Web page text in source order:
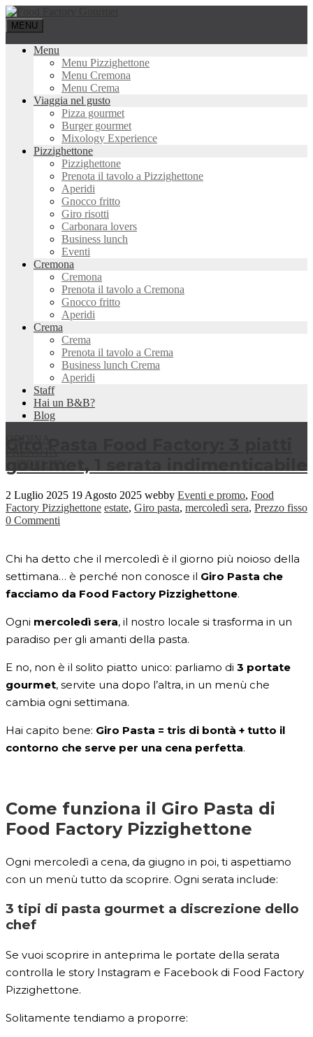
MENU
Menu
Menu Pizzighettone
Menu Cremona
Menu Crema
Viaggia nel gusto
Pizza gourmet
Burger gourmet
Mixology Experience
Pizzighettone
Pizzighettone
Prenota il tavolo a Pizzighettone
Aperidi
Gnocco fritto
Giro risotti
Carbonara lovers
Business lunch
Eventi
Cremona
Cremona
Prenota il tavolo a Cremona
Gnocco fritto
Aperidi
Crema
Crema
Prenota il tavolo a Crema
Business lunch Crema
Aperidi
Staff
Hai un B&B?
Blog
2 Luglio 2025 19 Agosto 2025 webby Eventi e promo, Food
Factory Pizzighettone estate, Giro pasta, mercoledì sera, Prezzo fisso
0 Commenti
Chi ha detto che il mercoledì è il giorno più noioso della
settimana… è perché non conosce il Giro Pasta che
facciamo da Food Factory Pizzighettone.
Ogni mercoledì sera, il nostro locale si trasforma in un
paradiso per gli amanti della pasta.
E no, non è il solito piatto unico: parliamo di 3 portate
gourmet, servite una dopo l’altra, in un menù che
cambia ogni settimana.
Hai capito bene: Giro Pasta = tris di bontà + tutto il
contorno che serve per una cena perfetta.
Come funziona il Giro Pasta di
Food Factory Pizzighettone
Ogni mercoledì a cena, da giugno in poi, ti aspettiamo
con un menù tutto da scoprire. Ogni serata include:
3 tipi di pasta gourmet a discrezione dello
chef
Se vuoi scoprire in anteprima le portate della serata
controlla le story Instagram e Facebook di Food Factory
Pizzighettone.
Solitamente tendiamo a proporre: